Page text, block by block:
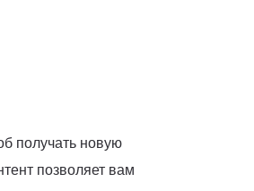
получать новую
позволяет вам